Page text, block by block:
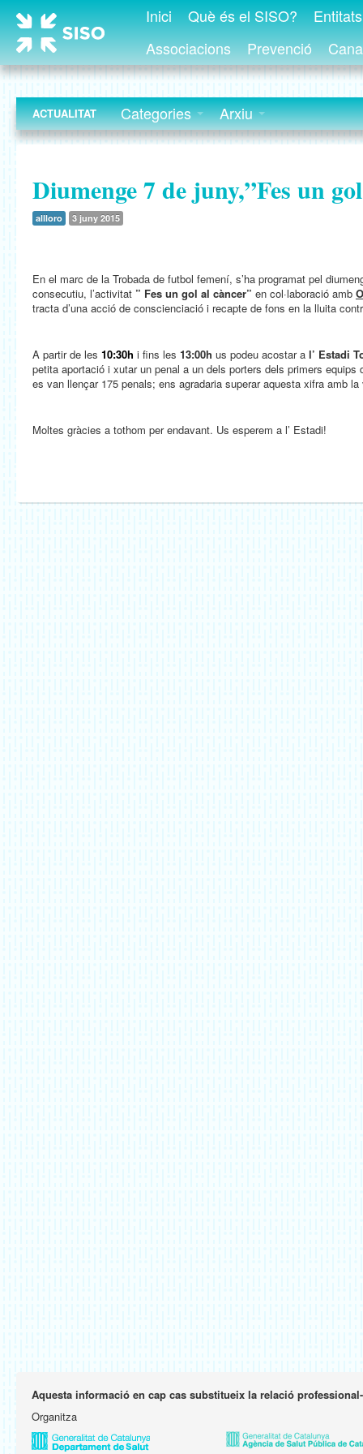
Inici Què és el SISO?
Associacions
Prevenció
ACTUALITAT Categories Arxiu
Diumenge 7 de juny,”Fes un
allloro 3 juny 2015
En el marc de la Trobada de futbol femení, s’ha programat pel
consecutiu, l’activitat ” Fes un gol al càncer” en col·laboració amb
tracta d’una acció de conscienciació i recapte de fons en la lluita
A partir de les 10:30h i fins les 13:00h us podeu acostar a l’ Estadi
petita aportació i xutar un penal a un dels porters dels primers equips
es van llençar 175 penals; ens agradaria superar aquesta xifra amb
Moltes gràcies a tothom per endavant. Us esperem a l’ Estadi!
Aquesta informació en cap cas substitueix la relació
Organitza